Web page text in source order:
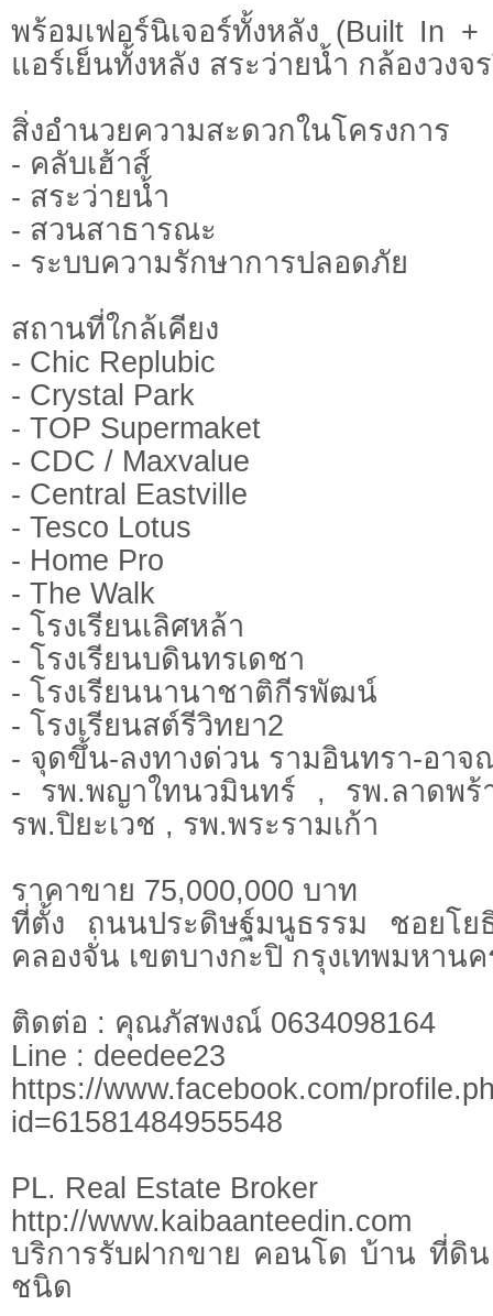
พร้อมเฟอร์นิเจอร์ทั้งหลัง (Built In
แอร์เย็นทั้งหลัง สระว่ายน้ำ กล้องวงจ
สิ่งอำนวยความสะดวกในโครงการ
- คลับเฮ้าส์
- สระว่ายน้ำ
- สวนสาธารณะ
- ระบบความรักษาการปลอดภัย
สถานที่ใกล้เคียง
- Chic Replubic
- Crystal Park
- TOP Supermaket
- CDC / Maxvalue
- Central Eastville
- Tesco Lotus
- Home Pro
- The Walk
- โรงเรียนเลิศหล้า
- โรงเรียนบดินทรเดชา
- โรงเรียนนานาชาติกีรพัฒน์
- โรงเรียนสต์รีวิทยา2
- จุดขึ้น-ลงทางด่วน รามอินทรา-อาจ
- รพ.พญาใทนวมินทร์ , รพ.ลาดพร้
รพ.ปิยะเวช , รพ.พระรามเก้า
ราคาขาย 75,000,000 บาท
ที่ตั้ง ถนนประดิษฐ์มนูธรรม ชอยโ
คลองจั่น เขตบางกะปิ กรุงเทพมหานค
ติดต่อ : คุณภัสพงณ์ 0634098164
Line : deedee23
https://www.facebook.com/
id=61581484955548
PL. Real Estate Broker
http://www.kaibaanteedin.com
บริการรับฝากขาย คอนโด บ้าน ที่ดิ
ชนิด